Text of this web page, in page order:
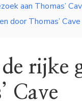
aan Thomas’
door Thomas’ Cave
rijke
Cave